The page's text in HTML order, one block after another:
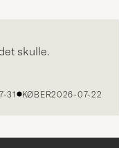
KØBER2026-07-22